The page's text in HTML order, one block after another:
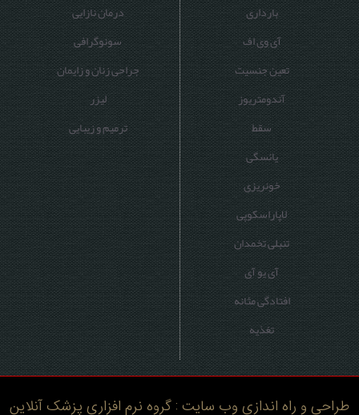
بارداری
آی وی اف
تعین جنسیت
آندومتریوز
سقط
یائسگی
خونریزی
لاپاراسکوپی
تنبلی تخمدان
آی یو آی
افتادگی مثانه
تغذیه
درمان نازایی
سونوگرافی
جراحی زنان و زایمان
لیزر
ترمیم و زیبایی
طراحی و راه اندازی وب سایت : گروه نرم افزاری پزشک آنلاین